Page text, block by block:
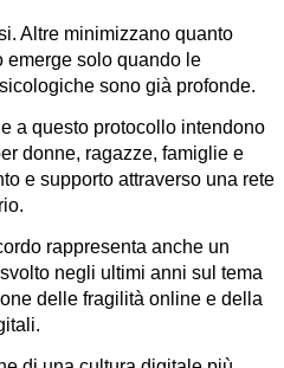
Altre minimizzano quanto
emerge solo quando le
sono già profonde.
a questo protocollo intendono
donne, ragazze, famiglie e
e supporto attraverso una rete
rappresenta anche un
negli ultimi anni sul tema
delle fragilità online e della